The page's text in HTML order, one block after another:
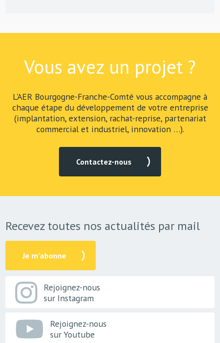
Vous avez un projet ?
L'AER Bourgogne-Franche-Comté vous accompagne à
chaque étape du développement de votre entreprise
(implantation, extension, rachat-reprise, partenariat
commercial et industriel, innovation …).
Contactez-nous
Recevez toutes nos actualités par mail
Je m'abonne
Rejoignez-nous
sur Instagram
Rejoignez-nous
sur Youtube